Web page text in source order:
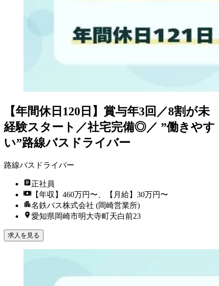
【年間休日120日】賞与年3回／8割が未
経験スタート／社宅完備◎／ ”働きやす
い”路線バスドライバー
路線バスドライバー
正社員
【年収】460万円〜、【月給】30万円〜
名鉄バス株式会社 (岡崎営業所)
愛知県岡崎市明大寺町天白前23
求人を見る